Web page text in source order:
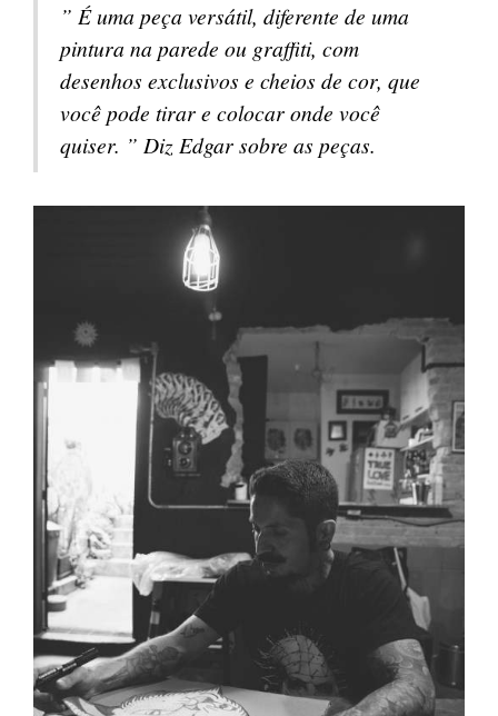
” É uma peça versátil, diferente de uma
pintura na parede ou graffiti, com
desenhos exclusivos e cheios de cor, que
você pode tirar e colocar onde você
quiser. ” Diz Edgar sobre as peças.